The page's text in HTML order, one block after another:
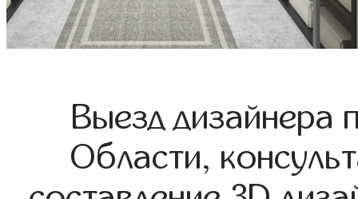
Выезд дизайнера
Области,